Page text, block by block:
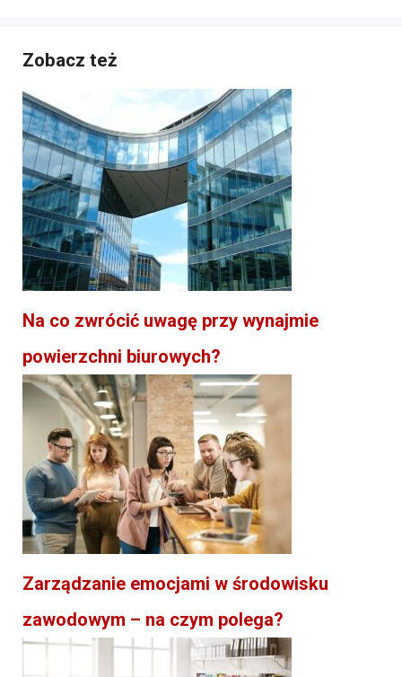
Zobacz też
Na co zwrócić uwagę przy wynajmie
powierzchni biurowych?
Zarządzanie emocjami w środowisku
zawodowym – na czym polega?